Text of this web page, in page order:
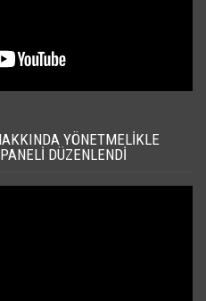
YÖNETMELIKLE
DÜZENLENDI